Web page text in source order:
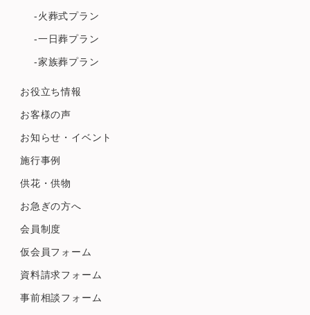
-火葬式プラン
-一日葬プラン
-家族葬プラン
お役立ち情報
お客様の声
お知らせ・イベント
施行事例
供花・供物
お急ぎの方へ
会員制度
仮会員フォーム
資料請求フォーム
事前相談フォーム